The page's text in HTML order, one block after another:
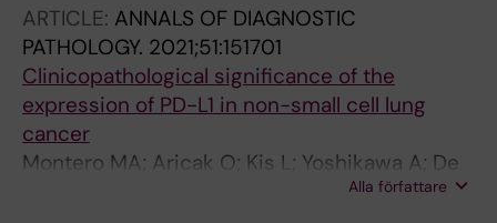
ARTICLE: ANNALS OF DIAGNOSTIC
PATHOLOGY. 2021;51:151701
Clinicopathological significance of the
expression of PD-L1 in non-small cell lung
cancer
Montero MA; Aricak O; Kis L; Yoshikawa A; De
Petris L; Grundberg O; Pham HHN; Roden AC;
Alla författare